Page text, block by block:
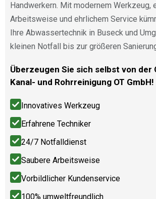
Handwerkern. Mit modernem Werkzeug,
Arbeitsweise und ehrlichem Service
Ihre Abwassertechnik in Buseck und
kleinen Notfall bis zur größeren
Überzeugen Sie sich selbst von der
Kanal- und Rohrreinigung OT GmbH!
Innovatives Werkzeug
Erfahrene Techniker
24/7 Notfalldienst
Saubere Arbeitsweise
Vorbildlicher Kundenservice
100% umweltfreundlich